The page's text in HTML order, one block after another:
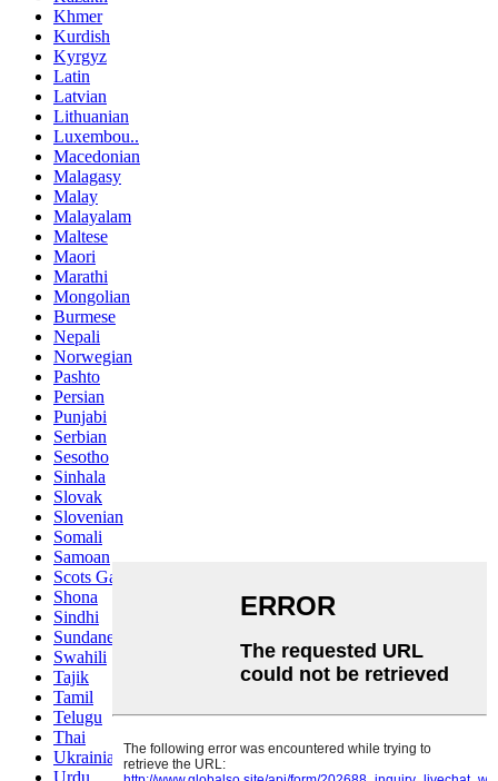
Khmer
Kurdish
Kyrgyz
Latin
Latvian
Lithuanian
Luxembou..
Macedonian
Malagasy
Malay
Malayalam
Maltese
Maori
Marathi
Mongolian
Burmese
Nepali
Norwegian
Pashto
Persian
Punjabi
Serbian
Sesotho
Sinhala
Slovak
Slovenian
Somali
Samoan
Scots Gaelic
Shona
Sindhi
Sundanese
Swahili
Tajik
Tamil
Telugu
Thai
Ukrainian